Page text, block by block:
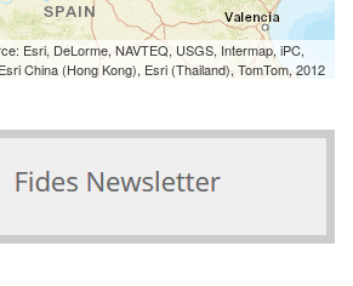
Esri, DeLorme, NAVTEQ, USGS, Intermap, iPC,
China (Hong Kong), Esri (Thailand), TomTom, 2012